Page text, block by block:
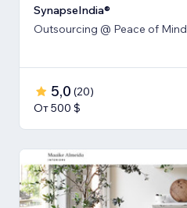
SynapseIndia®
Outsourcing @ Peace of Mind
5,0 (20)
От 500 $